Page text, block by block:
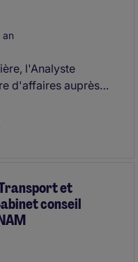
l'Analyste
d'affaires auprès
à l'analyse de
d'outils
et
conseil